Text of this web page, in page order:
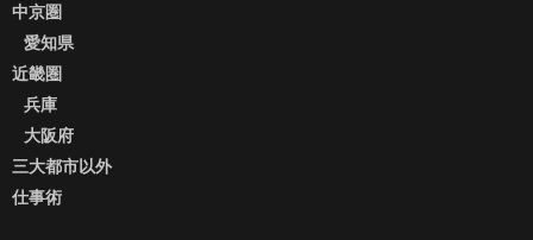
中京圏
愛知県
近畿圏
兵庫
大阪府
三大都市以外
仕事術